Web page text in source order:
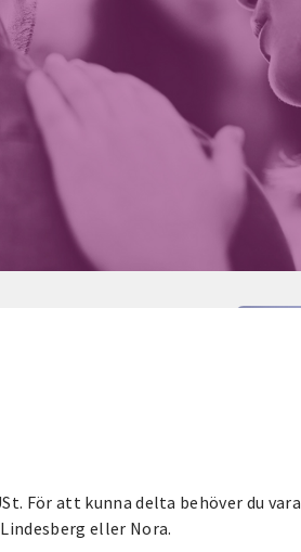
För att kunna delta behöver du vara
eller Nora.